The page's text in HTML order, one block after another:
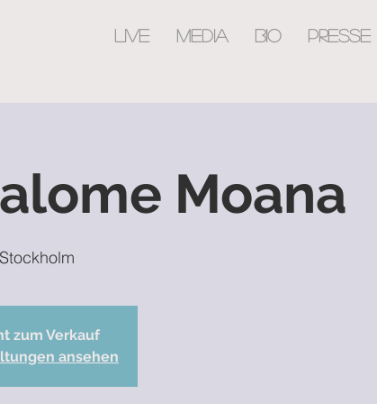
LIVE MEDIA BIO PRESSE
Moana
Stockholm
zum Verkauf
ansehen